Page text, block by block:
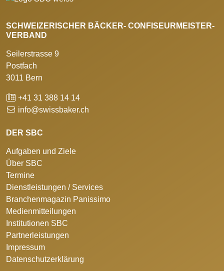
SCHWEIZERISCHER BÄCKER- CONFISEURMEISTER-
VERBAND
Seilerstrasse 9
Postfach
3011 Bern
+41 31 388 14 14
info@swissbaker.ch
DER SBC
Aufgaben und Ziele
Über SBC
Termine
Dienstleistungen / Services
Branchenmagazin Panissimo
Medienmitteilungen
Institutionen SBC
Partnerleistungen
Impressum
Datenschutzerklärung